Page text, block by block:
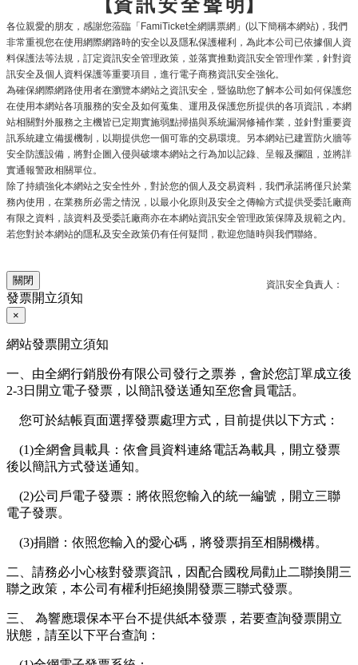
各位親愛的朋友，感謝您蒞臨「FamiTicket全網購票網」 (以下簡稱本網站) ，我們
非常重視您在使用網際網路時的安全以及隱私保護權利，為此本公司已依據個人資
料保護法等法規，訂定資訊安全管理政策，並落實推動資訊安全管理作業，針對資
訊安全及個人資料保護等重要項目，進行電子商務資訊安全強化。
為確保網際網路使用者在瀏覽本網站之資訊安全，暨協助您了解本公司如何保護您
在使用本網站各項服務的安全及如何蒐集、運用及保護您所提供的各項資訊，本網
站相關對外服務之主機皆已定期實施弱點掃描與系統漏洞修補作業，並針對重要資
訊系統建立備援機制，以期提供您一個可靠的交易環境。另本網站已建置防火牆等
安全防護設備，將對企圖入侵與破壞本網站之行為加以記錄、呈報及攔阻，並將詳
實通報警政相關單位。
除了持續強化本網站之安全性外，對於您的個人及交易資料，我們承諾將僅只於業
務內使用，在業務所必需之情況，以最小化原則及安全之傳輸方式提供受委託廠商
有限之資料，該資料及受委託廠商亦在本網站資訊安全管理政策保障及規範之內。
若您對於本網站的隱私及安全政策仍有任何疑問，歡迎您隨時與我們聯絡。
資訊安全負責人：
關閉
發票開立須知
×
網站發票開立須知
一、由全網行銷股份有限公司發行之票券，會於您訂單成立後
2-3日開立電子發票，以簡訊發送通知至您會員電話。
您可於結帳頁面選擇發票處理方式，目前提供以下方式：
(1)全網會員載具：依會員資料連絡電話為載具，開立發票
後以簡訊方式發送通知。
(2)公司戶電子發票：將依照您輸入的統一編號，開立三聯
電子發票。
(3)捐贈：依照您輸入的愛心碼，將發票捐至相關機構。
二、請務必小心核對發票資訊，因配合國稅局勸止二聯換開三
聯之政策，本公司有權利拒絕換開發票三聯式發票。
三、 為響應環保本平台不提供紙本發票，若要查詢發票開立
狀態，請至以下平台查詢：